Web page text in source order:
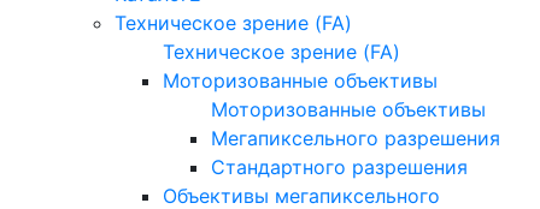
Техническое зрение (FA)
Техническое зрение (FA)
Моторизованные объективы
Моторизованные объективы
Мегапиксельного разрешения
Стандартного разрешения
Объективы мегапиксельного